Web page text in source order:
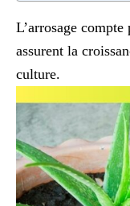
L’arrosage
assurent la
culture.